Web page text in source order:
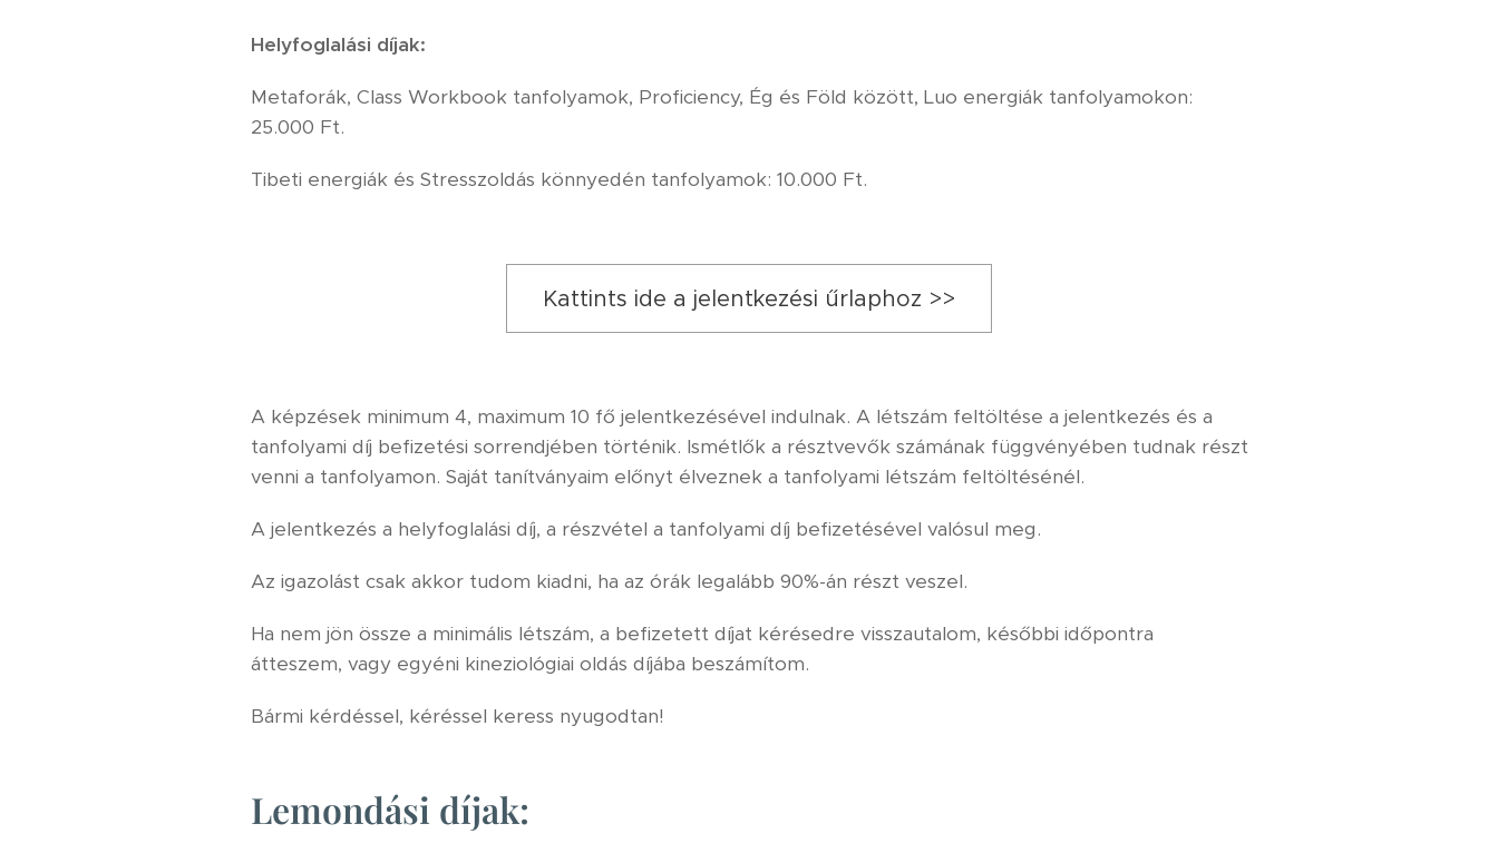
Helyfoglalási díjak:
Metaforák, Class Workbook tanfolyamok, Proficiency, Ég és Föld között, Luo energiák tanfolyamokon:
25.000 Ft.
Tibeti energiák és Stresszoldás könnyedén tanfolyamok: 10.000 Ft.
Kattints ide a jelentkezési űrlaphoz >>
A képzések minimum 4, maximum 10 fő jelentkezésével indulnak. A létszám feltöltése a jelentkezés és a
tanfolyami díj befizetési sorrendjében történik. Ismétlők a résztvevők számának függvényében tudnak részt
venni a tanfolyamon. Saját tanítványaim előnyt élveznek a tanfolyami létszám feltöltésénél.
A jelentkezés a helyfoglalási díj, a részvétel a tanfolyami díj befizetésével valósul meg.
Az igazolást csak akkor tudom kiadni, ha az órák legalább 90%-án részt veszel.
Ha nem jön össze a minimális létszám, a befizetett díjat kérésedre visszautalom, későbbi időpontra
átteszem, vagy egyéni kineziológiai oldás díjába beszámítom.
Bármi kérdéssel, kéréssel keress nyugodtan!
Lemondási díjak: